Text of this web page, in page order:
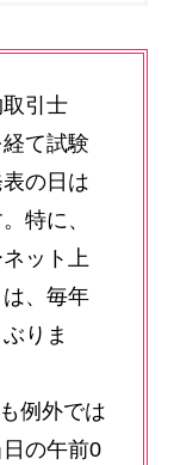
引士
て試験
の日は
特に、
ット上
、毎年
りま
例外では
の午前0